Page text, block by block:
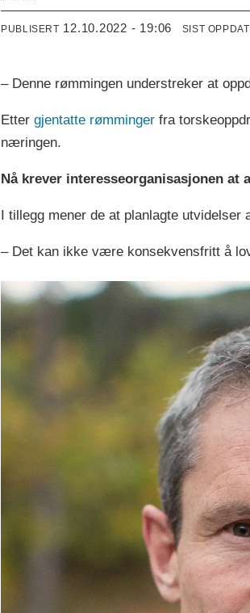
PUBLISERT 12.10.2022 - 19:06 SIST
– Denne rømmingen understreker at
Ettergjentatte rømminger fra
næringen.
Nå krever interesseorganisasjonen
I tillegg mener de at planlagte
– Det kan ikke være konsekvensfritt å